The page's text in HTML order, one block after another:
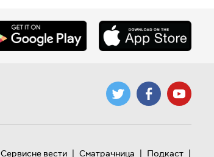
Сервисне вести | Сматрачница | Подкаст |